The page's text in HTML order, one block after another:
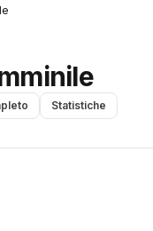
Statistiche